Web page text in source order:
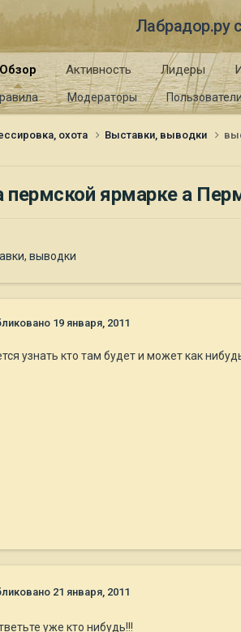
Лабрадор.ру
Обзор
Модераторы
Активность Лидеры
охота Выставки, выводки
пермской ярмарке а
выводки
19 января, 2011
узнать кто там будет и может как
21 января, 2011
уже кто нибудь!!!